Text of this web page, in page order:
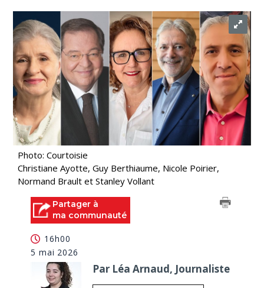
Photo: Courtoisie
Christiane Ayotte, Guy Berthiaume, Nicole Poirier,
Normand Brault et Stanley Vollant
Partager à
ma communauté
16h00
5 mai 2026
Par Léa Arnaud, Journaliste